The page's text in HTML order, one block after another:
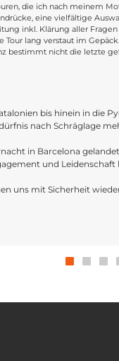
die ich nach meinem
eine vielfältige
inkl. Klärung aller
lang verstaut im
bestimmt nicht die letzte
bis hinein in die
nach Schräglage
in Barcelona
und
uns mit Sicherheit